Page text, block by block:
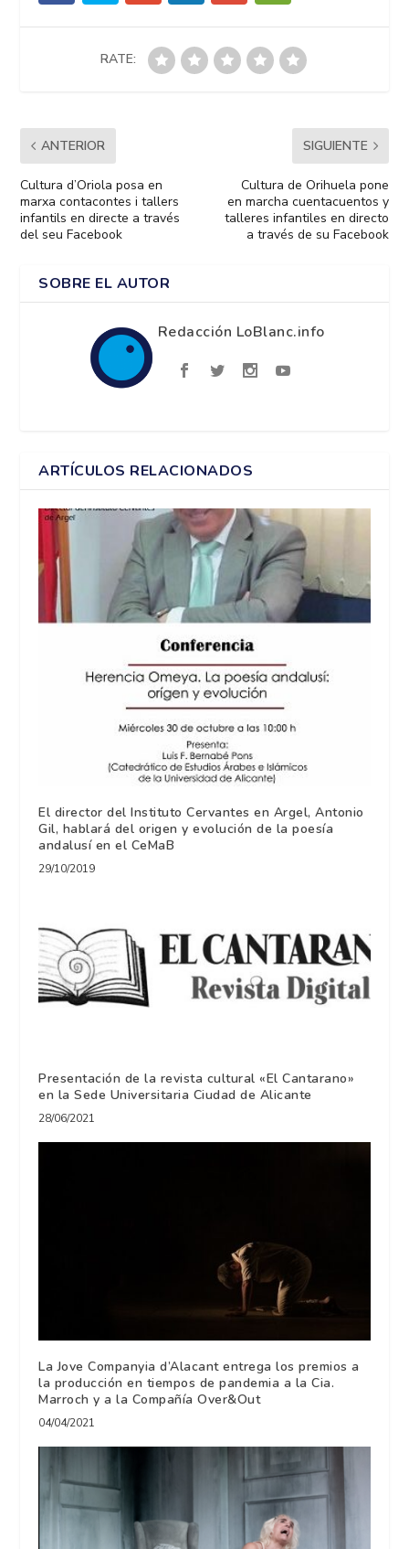
RATE:
ANTERIOR
Cultura d’Oriola posa en
marxa contacontes i tallers
infantils en directe a través
del seu Facebook
SIGUIENTE
Cultura de Orihuela pone
en marcha cuentacuentos y
talleres infantiles en directo
a través de su Facebook
SOBRE EL AUTOR
Redacción LoBlanc.info
ARTÍCULOS RELACIONADOS
El director del Instituto Cervantes en Argel, Antonio
Gil, hablará del origen y evolución de la poesía
andalusí en el CeMaB
29/10/2019
Presentación de la revista cultural «El Cantarano»
en la Sede Universitaria Ciudad de Alicante
28/06/2021
La Jove Companyia d’Alacant entrega los premios a
la producción en tiempos de pandemia a la Cia.
Marroch y a la Compañía Over&Out
04/04/2021